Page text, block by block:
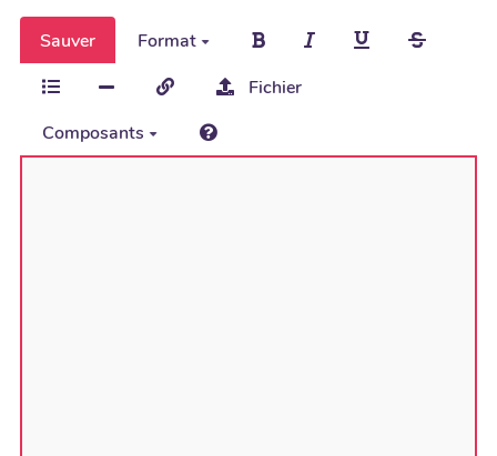
Sauver
Format
Fichier
Composants